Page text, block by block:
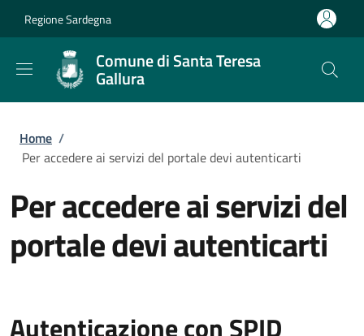
Regione Sardegna
Comune di Santa Teresa
Gallura
Briciole di pane
Home /
Per accedere ai servizi del portale devi autenticarti
Per accedere ai servizi del
portale devi autenticarti
Autenticazione con SPID